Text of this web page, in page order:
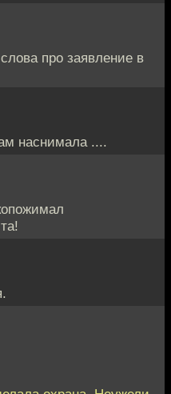
про заявление в
наснимала ....